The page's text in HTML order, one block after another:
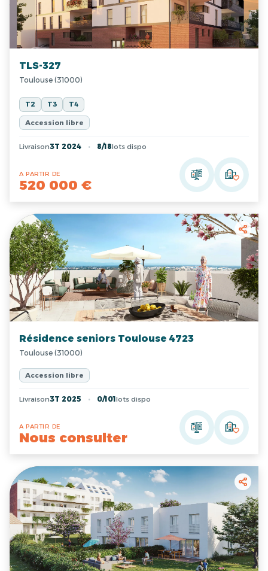
TLS-327
Toulouse (31000)
T2 T3 T4
Accession libre
Livraison3T 2024 8/18lots dispo
A PARTIR DE
520 000 €
Résidence seniors Toulouse 4723
Toulouse (31000)
Accession libre
Livraison3T 2025 0/101 lots dispo
A PARTIR DE
Nous consulter